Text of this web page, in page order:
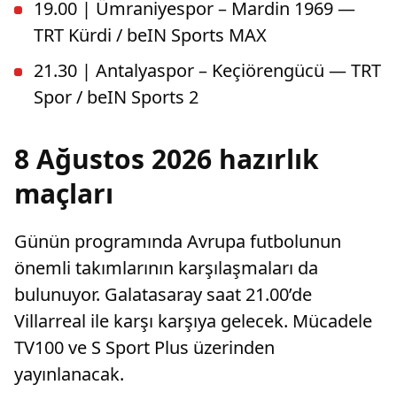
19.00 | Ümraniyespor – Mardin 1969 —
TRT Kürdi / beIN Sports MAX
21.30 | Antalyaspor – Keçiörengücü — TRT
Spor / beIN Sports 2
8 Ağustos 2026 hazırlık
maçları
Günün programında Avrupa futbolunun
önemli takımlarının karşılaşmaları da
bulunuyor. Galatasaray saat 21.00’de
Villarreal ile karşı karşıya gelecek. Mücadele
TV100 ve S Sport Plus üzerinden
yayınlanacak.